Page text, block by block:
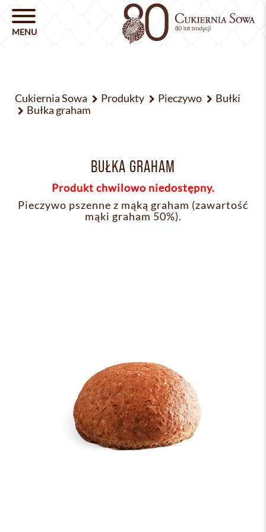
Cukiernia Sowa Produkty Pieczywo
Bułki
Bułka graham
BUŁKA GRAHAM
Produkt chwilowo niedostępny.
Pieczywo pszenne z mąką graham (zawartość
mąki graham 50%).